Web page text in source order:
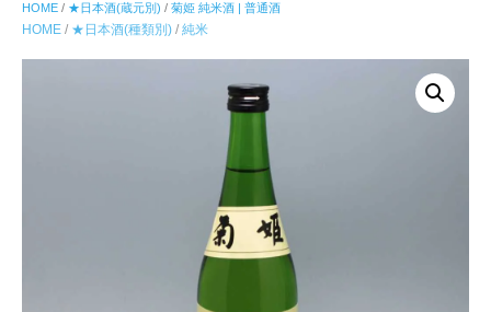
HOME / ★日本酒(蔵元別) / 菊姫 純米酒 | 普通酒
HOME / ★日本酒(種類別) / 純米